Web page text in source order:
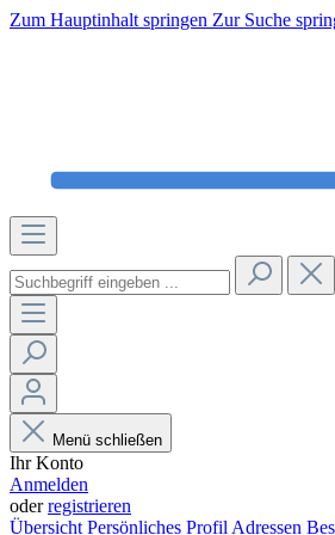
Zum Hauptinhalt springen Zur Suche
Menü schließen
Ihr Konto
Anmelden
oderregistrieren
Übersicht Persönliches Profil Adressen